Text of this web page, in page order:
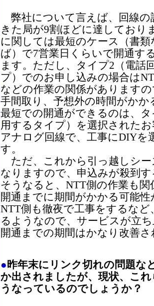
弊社について言えば、回線の
きた局が9割ほどに達しており
に関しては最短のケース（書
ば）で7営業日くらいで開通す
ます。ただし、タイプ2（電話
プ）でのお申し込みの場合は
などの作業の関係があります
手間取り、予想外の時間がか
最短での開通ができるのは、
用するタイプ）を選択された
アナログ回線で、工事にDIYを
す。
ただ、これから引っ越しシー
なりますので、申込みが殺到
そうなると、NTT側の作業も
開通までに期間がかかる可能
NTT側も徹夜で工事をするな
るようなので、サービスが立
開通までの期間はかなり改善
●昨年末にリンク切れの問題な
か出されましたが、現状、こ
うなっているのでしょうか？